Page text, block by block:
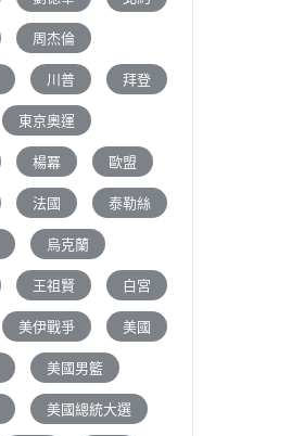
周杰倫
川普 拜登
東京奧運
楊冪 歐盟
法國 泰勒絲
烏克蘭
王祖賢 白宮
美伊戰爭 美國
美國男籃
美國總統大選